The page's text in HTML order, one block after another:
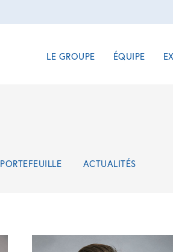
LE GROUPE ÉQUIPE
PORTEFEUILLE ACTUALITÉS